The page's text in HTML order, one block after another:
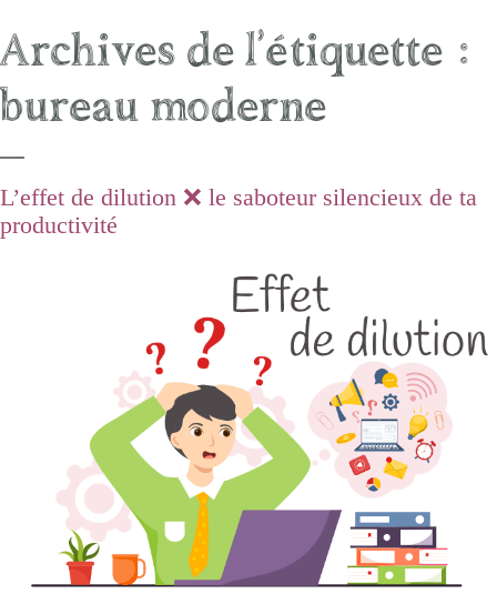
Archives de l’étiquette :
bureau moderne
L’effet de dilution ❌ le saboteur silencieux de ta
productivité